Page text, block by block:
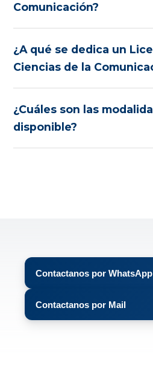
Comunicación?
¿A qué se dedica un
Ciencias de la
¿Cuáles son las
disponible?
Contactanos por WhatsApp
Contactanos por Mail